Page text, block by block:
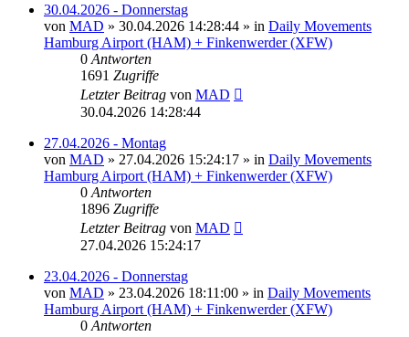
30.04.2026 - Donnerstag
von MAD » 30.04.2026 14:28:44 » in Daily Movements
Hamburg Airport (HAM) + Finkenwerder (XFW)
0 Antworten
1691 Zugriffe
Letzter Beitrag von MAD
30.04.2026 14:28:44
27.04.2026 - Montag
von MAD » 27.04.2026 15:24:17 » in Daily Movements
Hamburg Airport (HAM) + Finkenwerder (XFW)
0 Antworten
1896 Zugriffe
Letzter Beitrag von MAD
27.04.2026 15:24:17
23.04.2026 - Donnerstag
von MAD » 23.04.2026 18:11:00 » in Daily Movements
Hamburg Airport (HAM) + Finkenwerder (XFW)
0 Antworten